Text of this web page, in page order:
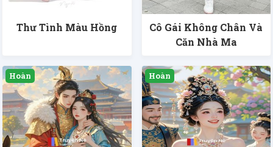
Thư Tình Màu Hồng
Cô Gái Không Chân Và
Căn Nhà Ma